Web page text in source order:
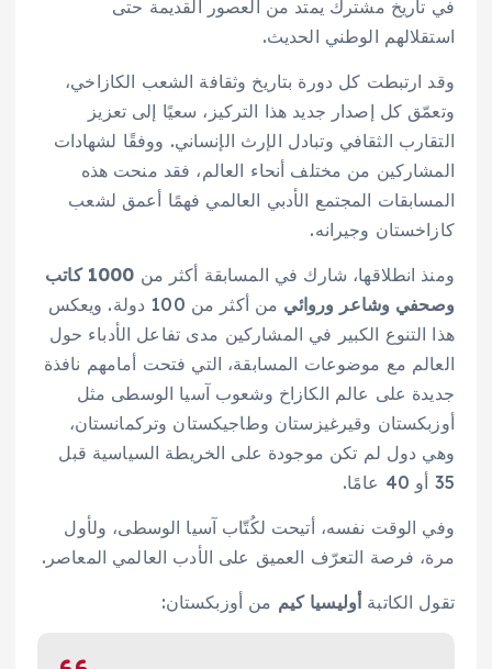
في تاريخ مشترك يمتد من العصور القديمة حتى
استقلالهم الوطني الحديث.
وقد ارتبطت كل دورة بتاريخ وثقافة الشعب الكازاخي،
وتعمّق كل إصدار جديد هذا التركيز، سعيًا إلى تعزيز
التقارب الثقافي وتبادل الإرث الإنساني. ووفقًا لشهادات
المشاركين من مختلف أنحاء العالم، فقد منحت هذه
المسابقات المجتمع الأدبي العالمي فهمًا أعمق لشعب
كازاخستان وجيرانه.
ومنذ انطلاقها، شارك في المسابقة أكثر من
1000 كاتب
وصحفي وشاعر وروائي
من أكثر من 100 دولة. ويعكس
هذا التنوع الكبير في المشاركين مدى تفاعل الأدباء حول
العالم مع موضوعات المسابقة، التي فتحت أمامهم نافذة
جديدة على عالم الكازاخ وشعوب آسيا الوسطى مثل
أوزبكستان وقيرغيزستان وطاجيكستان وتركمانستان،
وهي دول لم تكن موجودة على الخريطة السياسية قبل
35 أو 40 عامًا.
وفي الوقت نفسه، أتيحت لكُتّاب آسيا الوسطى، ولأول
مرة، فرصة التعرّف العميق على الأدب العالمي المعاصر.
تقول الكاتبة أوليسيا كيم من أوزبكستان: